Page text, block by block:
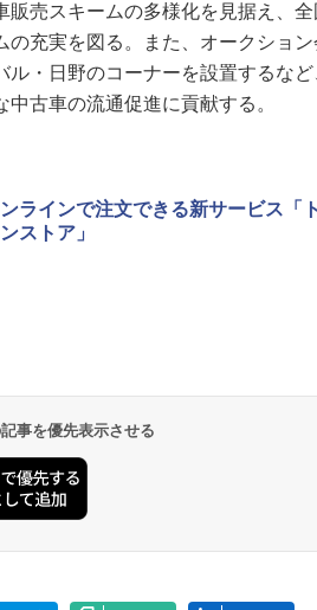
売スキームの多様化を見据え、全
充実を図る。また、オークション
・日野のコーナーを設置するなど
古車の流通促進に貢献する。
ラインで注文できる新サービス「ト
ストア」
事を優先表示させる